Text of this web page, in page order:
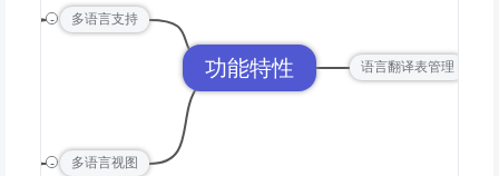
功能特性
- 多语言支持
语言翻译表管理
- 多语言视图